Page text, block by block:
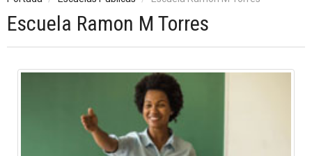
Escuela Ramon M Torres